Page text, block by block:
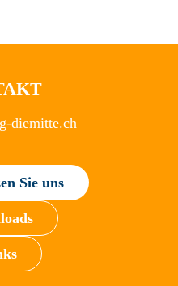
diemitte.ch
Sie uns